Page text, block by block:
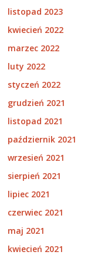
listopad 2023
kwiecień 2022
marzec 2022
luty 2022
styczeń 2022
grudzień 2021
listopad 2021
październik 2021
wrzesień 2021
sierpień 2021
lipiec 2021
czerwiec 2021
maj 2021
kwiecień 2021